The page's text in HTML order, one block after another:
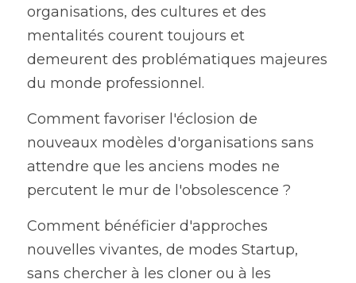
organisations, des cultures et des
mentalités courent toujours et
demeurent des problématiques majeures
du monde professionnel.
Comment favoriser l'éclosion de
nouveaux modèles d'organisations sans
attendre que les anciens modes ne
percutent le mur de l'obsolescence ?
Comment bénéficier d'approches
nouvelles vivantes, de modes Startup,
sans chercher à les cloner ou à les